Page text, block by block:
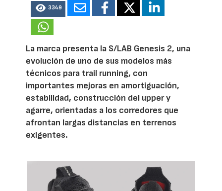
3349
La marca presenta la S/LAB Genesis 2, una
evolución de uno de sus modelos más
técnicos para trail running, con
importantes mejoras en amortiguación,
estabilidad, construcción del upper y
agarre, orientadas a los corredores que
afrontan largas distancias en terrenos
exigentes.